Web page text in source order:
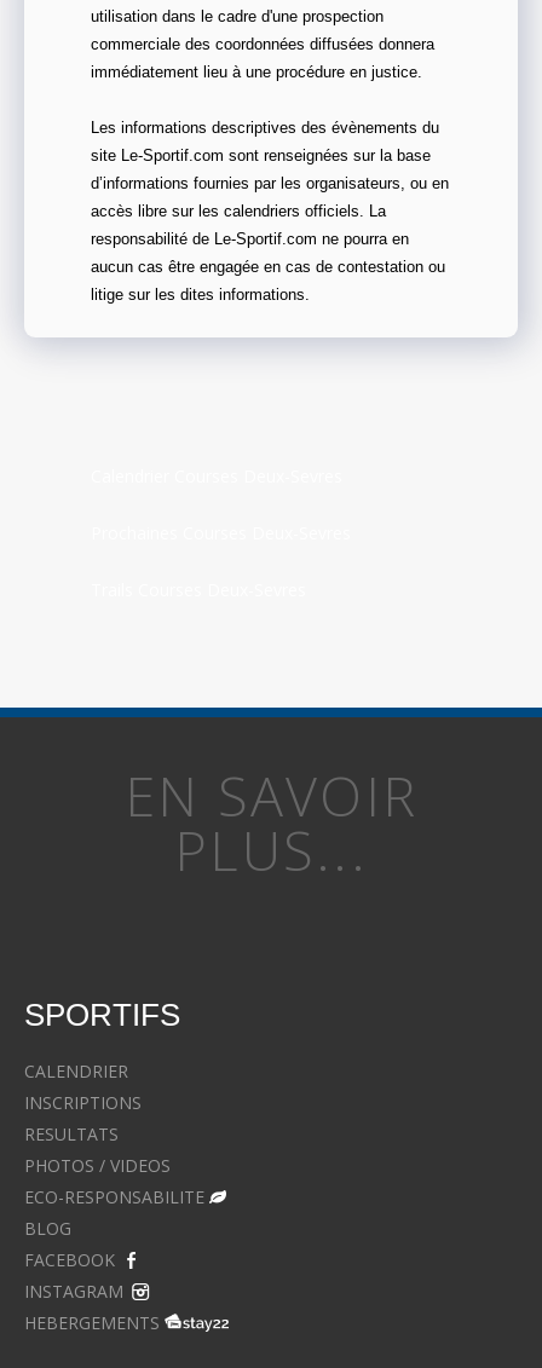
utilisation dans le cadre d'une prospection
commerciale des coordonnées diffusées donnera
immédiatement lieu à une procédure en justice.
Les informations descriptives des évènements du
site Le-Sportif.com sont renseignées sur la base
d’informations fournies par les organisateurs, ou en
accès libre sur les calendriers officiels. La
responsabilité de Le-Sportif.com ne pourra en
aucun cas être engagée en cas de contestation ou
litige sur les dites informations.
EN SAVOIR
PLUS...
SPORTIFS
CALENDRIER
INSCRIPTIONS
RESULTATS
PHOTOS / VIDEOS
ECO-RESPONSABILITE
BLOG
FACEBOOK
INSTAGRAM
HEBERGEMENTS